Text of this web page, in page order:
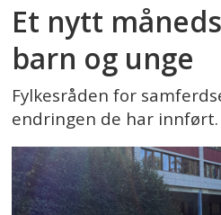
Et nytt
barn og unge
Fylkesråden for
endringen de har innført.